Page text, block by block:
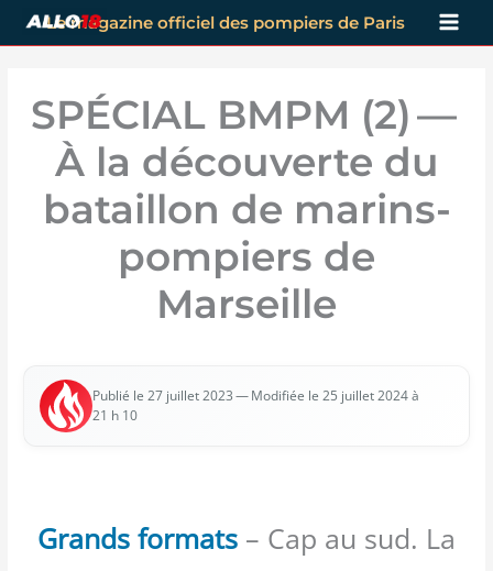
Aller
au
Le magazine officiel des pompiers de Paris
SPÉCIAL BMPM (2) —
À la découverte du
bataillon de marins-
pompiers de
Marseille
Publié le 27 juillet 2023 — Modi­fiée le 25 juillet 2024 à
21 h 10
Grands formats – Cap au sud. La